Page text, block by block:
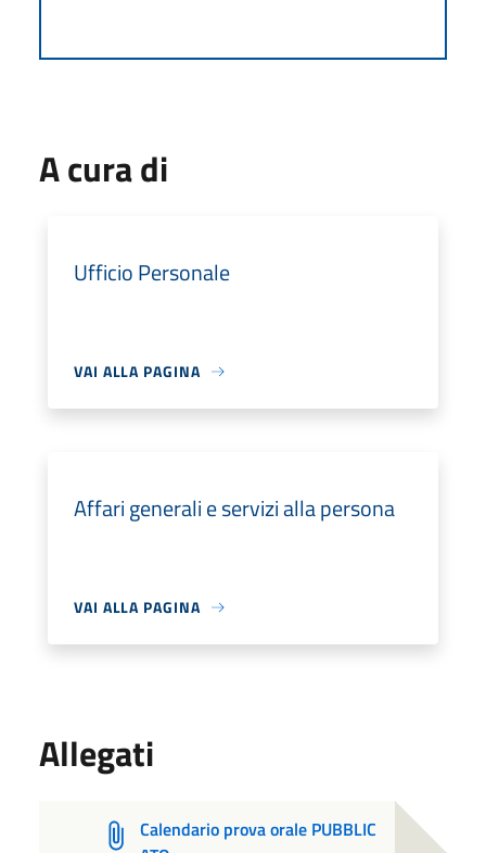
A cura di
Ufficio Personale
VAI ALLA PAGINA
Affari generali e servizi alla persona
VAI ALLA PAGINA
Allegati
Calendario prova orale PUBBLIC